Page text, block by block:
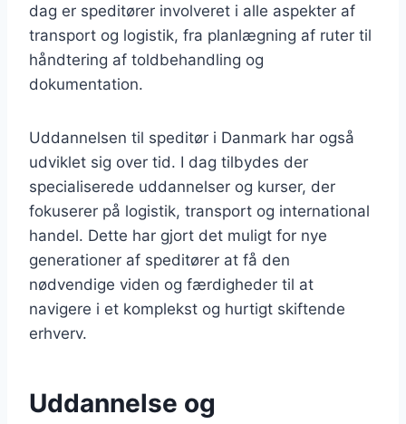
dag er speditører involveret i alle aspekter af
transport og logistik, fra planlægning af ruter til
håndtering af toldbehandling og
dokumentation.
Uddannelsen til speditør i Danmark har også
udviklet sig over tid. I dag tilbydes der
specialiserede uddannelser og kurser, der
fokuserer på logistik, transport og international
handel. Dette har gjort det muligt for nye
generationer af speditører at få den
nødvendige viden og færdigheder til at
navigere i et komplekst og hurtigt skiftende
erhverv.
Uddannelse og